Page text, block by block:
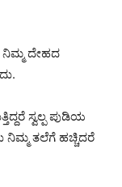
ನಿಮ್ಮ ದೇಹದ
ಸ್ವಲ್ಪ ಪುಡಿಯ
ನಿಮ್ಮ ತಲೆಗೆ ಹಚ್ಚಿದರೆ